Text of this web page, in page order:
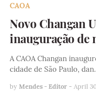
CAOA
Novo Changan
inauguração de
A CAOA Changan
cidade de São Paulo,
by Mendes - Editor - April